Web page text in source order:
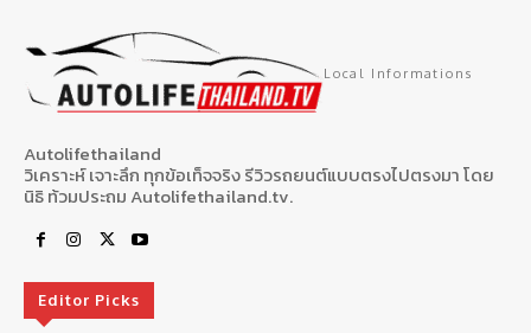
Local Informations
Autolifethailand
วิเคราะห์ เจาะลึก ทุกข้อเท็จจริง รีวิวรถยนต์แบบตรงไปตรงมา โดย
นิธิ ท้วมประถม Autolifethailand.tv.
Editor Picks